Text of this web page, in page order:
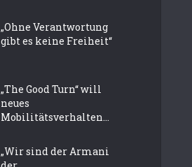
„Ohne Verantwortung
gibt es keine Freiheit“
„The Good Turn“ will
neues
Mobilitätsverhalten...
„Wir sind der Armani